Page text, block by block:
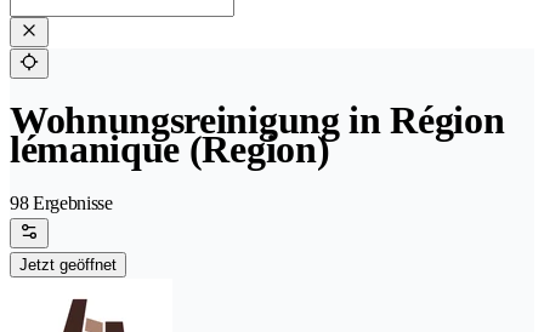
Wohnungsreinigung in Région
lémanique (Region)
98 Ergebnisse
Jetzt geöffnet